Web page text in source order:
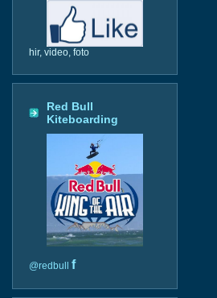
hir, video, foto
Red Bull
Kiteboarding
@redbull f